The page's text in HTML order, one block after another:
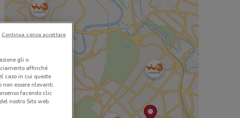
gli o
affinché
caso in cui queste
essere rilevanti.
facendo clic
nostro Sito web.
Continua senza accettare